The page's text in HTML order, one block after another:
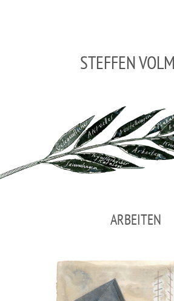
STEFFEN
ARBEITEN